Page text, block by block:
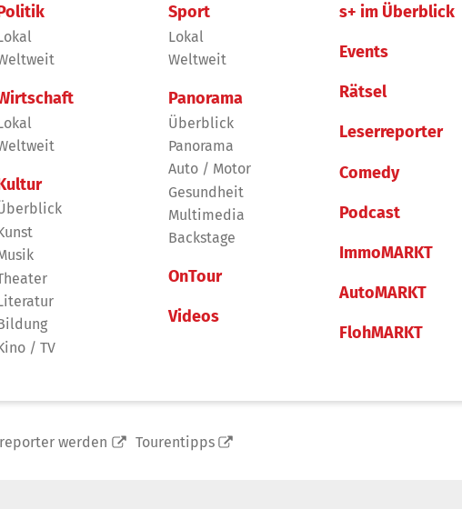
/ TV
Sport
Lokal
Weltweit
Panorama
Überblick
Panorama
Auto / Motor
Gesundheit
Multimedia
Backstage
OnTour
Videos
s+ im Überblick
Events
Rätsel
Leserreporter
Comedy
Podcast
ImmoMARKT
AutoMARKT
FlohMARKT
werden Tourentipps